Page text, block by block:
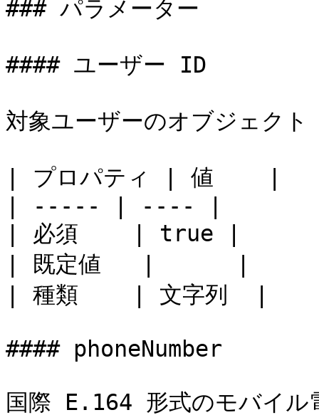
### パラメーター
#### ユーザー ID
対象ユーザーのオブジェク
| プロパティ | 値    |
| ----- | ---- |
| 必須    | true |
| 既定値   |      |
| 種類    | 文字列  |
#### phoneNumber
国際 E.164 形式のモバイル